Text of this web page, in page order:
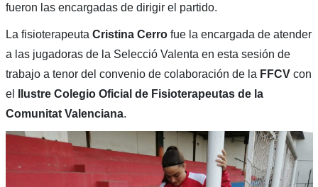
fueron las encargadas de dirigir el partido.
La fisioterapeuta Cristina Cerrofue la encargada de atender
a las jugadoras de la Selecció Valenta en esta sesión de
trabajo a tenor del convenio de colaboración de la FFCVcon
el
Ilustre Colegio Oficial de Fisioterapeutas de la
Comunitat Valenciana.